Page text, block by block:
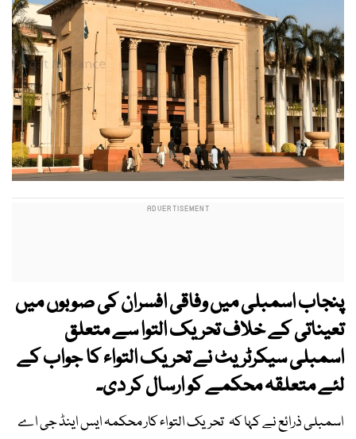
پنجاب اسمبلی میں وفاقی افسران کی صوبوں میں
تعیناتی کے خلاف تحریک التوا سے متعلق
اسمبلی سیکرٹریٹ نے تحریک التواء کا جواب کے
لئے متعلقہ محکمے کو ارسال کر دی۔
اسمبلی ذرائع نے کہا کہ تحریک التواء کار محکمہ ایس اینڈ جی اے